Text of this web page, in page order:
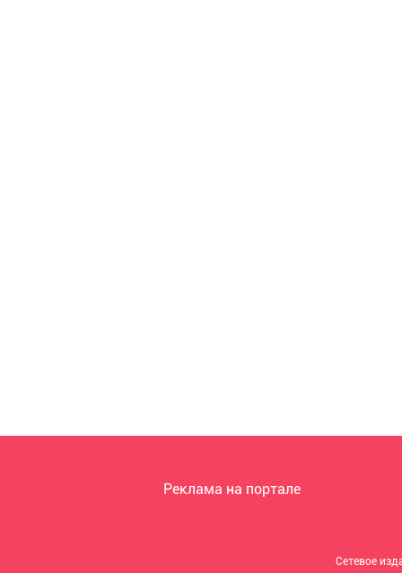
Реклама на портале
Сетевое